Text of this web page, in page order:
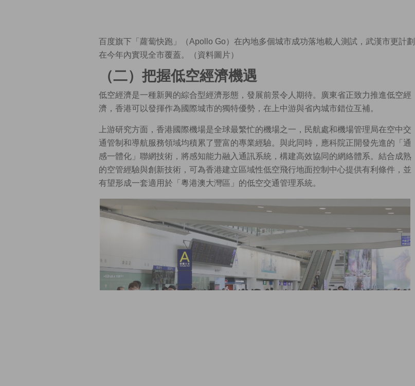
百度旗下「蘿蔔快跑」（Apollo Go）在內地多個城市成功落地載人測試，武漢市更計劃
在今年內實現全市覆蓋。（資料圖片）
（二）把握低空經濟機遇
低空經濟是一種新興的綜合型經濟形態，發展前景令人期待。廣東省正致力推進低空經
濟，香港可以發揮作為國際城市的獨特優勢，在上中游與省內城市錯位互補。
上游研究方面，香港國際機場是全球最繁忙的機場之一，民航處和機場管理局在空中交
通管制和導航服務領域均積累了豐富的專業經驗。與此同時，應科院正開發先進的「通
感一體化」聯網技術，將感知能力融入通訊系統，構建高效協同的網絡體系。結合成熟
的空管經驗與創新技術，可為香港建立區域性低空飛行地面控制中心提供有利條件，並
有望形成一套適用於「粵港澳大灣區」的低空交通管理系統。